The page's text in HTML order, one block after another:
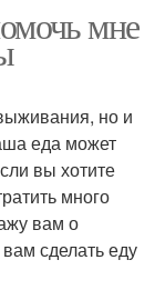
мне
но и
еда может
вы хотите
много
вам о
сделать еду